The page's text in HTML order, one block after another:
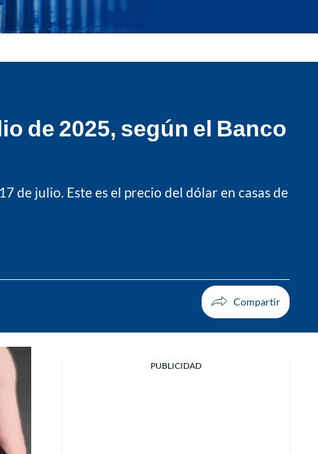
de 2025, según el Banco
de julio. Este es el precio del dólar en casas de
PUBLICIDAD